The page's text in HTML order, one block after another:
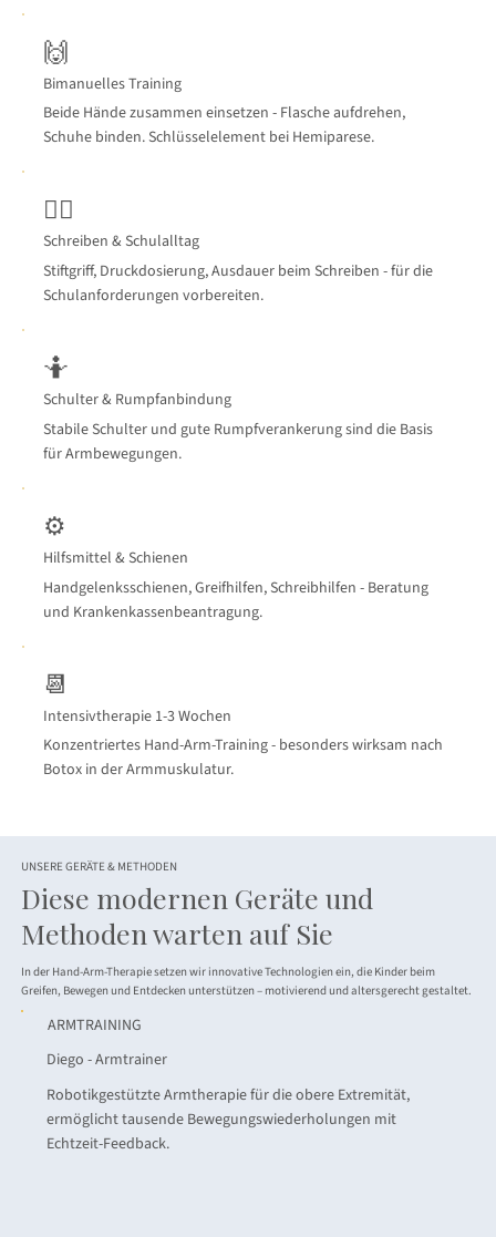
🙌
Bimanuelles Training
Beide Hände zusammen einsetzen - Flasche aufdrehen,
Schuhe binden. Schlüsselelement bei Hemiparese.
✍🏻
Schreiben & Schulalltag
Stiftgriff, Druckdosierung, Ausdauer beim Schreiben - für die
Schulanforderungen vorbereiten.
🤷
Schulter & Rumpfanbindung
Stabile Schulter und gute Rumpfverankerung sind die Basis
für Armbewegungen.
⚙️
Hilfsmittel & Schienen
Handgelenksschienen, Greifhilfen, Schreibhilfen - Beratung
und Krankenkassenbeantragung.
📆
Intensivtherapie 1-3 Wochen
Konzentriertes Hand-Arm-Training - besonders wirksam nach
Botox in der Armmuskulatur.
UNSERE GERÄTE & METHODEN
Diese modernen Geräte und
Methoden warten auf Sie
In der Hand-Arm-Therapie setzen wir innovative Technologien ein, die Kinder beim
Greifen, Bewegen und Entdecken unterstützen – motivierend und altersgerecht gestaltet.
ARMTRAINING
Diego - Armtrainer
Robotikgestützte Armtherapie für die obere Extremität,
ermöglicht tausende Bewegungswiederholungen mit
Echtzeit-Feedback.